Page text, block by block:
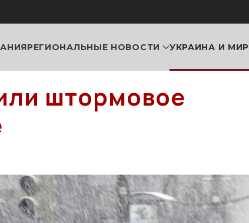
РЕГИОНАЛЬНЫЕ НОВОСТИ УКРАИНА И МИР
штормовое